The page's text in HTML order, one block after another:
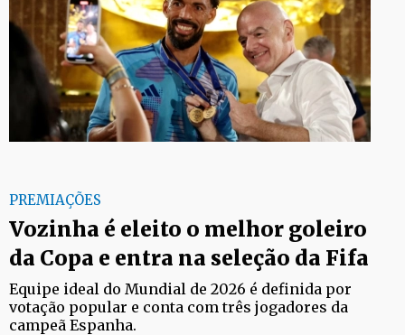
PREMIAÇÕES
Vozinha é eleito o melhor goleiro
da Copa e entra na seleção da Fifa
Equipe ideal do Mundial de 2026 é definida por
votação popular e conta com três jogadores da
campeã Espanha.